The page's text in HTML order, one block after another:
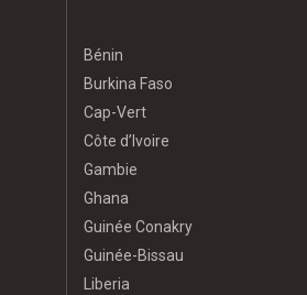
Bénin
Burkina Faso
Cap-Vert
Côte d’Ivoire
Gambie
Ghana
Guinée Conakry
Guinée-Bissau
Liberia